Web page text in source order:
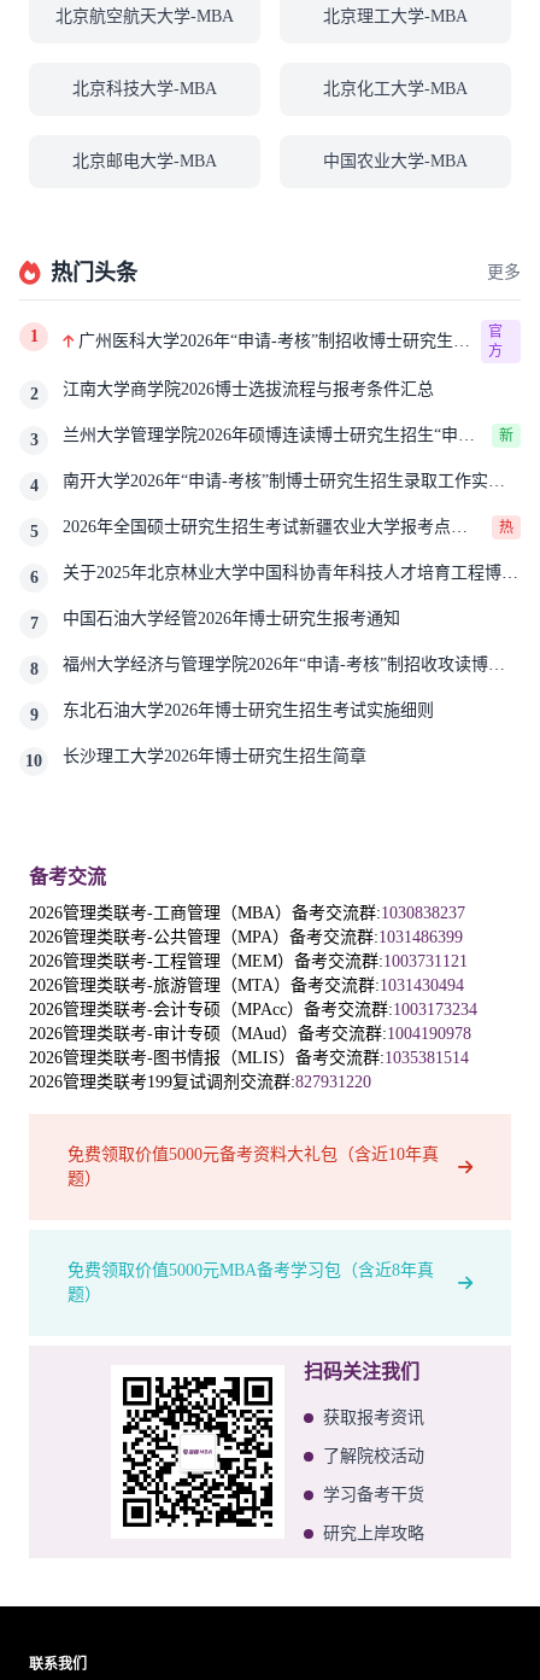
北京航空航天大学-MBA 北京理工大学-MBA
北京科技大学-MBA 北京化工大学-MBA
北京邮电大学-MBA 中国农业大学-MBA
热门头条 更多
1
广州医科大学2026年“申请-考核”制招收博士研究生报
官
方
2 江南大学商学院2026博士选拔流程与报考条件汇总
3
兰州大学管理学院2026年硕博连读博士研究生招生“申请-
新
4
南开大学2026年“申请-考核”制博士研究生招生录取工作实施
5
2026年全国硕士研究生招生考试新疆农业大学报考点网
热
6
关于2025年北京林业大学中国科协青年科技人才培育工程博士
7
中国石油大学经管2026年博士研究生报考通知
8
福州大学经济与管理学院2026年“申请-考核”制招收攻读博士
9
东北石油大学2026年博士研究生招生考试实施细则
10 长沙理工大学2026年博士研究生招生简章
备考交流
2026管理类联考-工商管理（MBA）备考交流群:1030838237
2026管理类联考-公共管理（MPA）备考交流群:1031486399
2026管理类联考-工程管理（MEM）备考交流群:1003731121
2026管理类联考-旅游管理（MTA）备考交流群:1031430494
2026管理类联考-会计专硕（MPAcc）备考交流群:1003173234
2026管理类联考-审计专硕（MAud）备考交流群:1004190978
2026管理类联考-图书情报（MLIS）备考交流群:1035381514
2026管理类联考199复试调剂交流群:827931220
免费领取价值5000元备考资料大礼包（含近10年真
题）
免费领取价值5000元MBA备考学习包（含近8年真
题）
扫码关注我们
获取报考资讯
了解院校活动
学习备考干货
研究上岸攻略
联系我们